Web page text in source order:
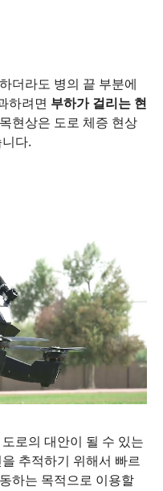
더라도 병의 끝 부분에
하려면 부하가 걸리는 현
현상은 도로 체증 현상
다.
로의 대안이 될 수 있는
추적하기 위해서 빠르
하는 목적으로 이용할